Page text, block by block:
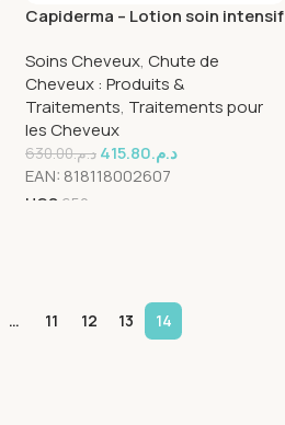
Capiderma – Lotion soin intensif
Soins Cheveux, Chute de
Cheveux : Produits &
Traitements, Traitements pour
les Cheveux
د.م.630.00 د.م.415.80
EAN: 818118002607
UGS 652
… 11 12 13 14